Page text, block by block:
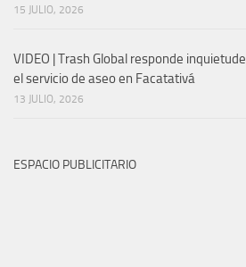
15 JULIO, 2026
VIDEO | Trash Global responde
el servicio de aseo en Facatativá
13 JULIO, 2026
ESPACIO PUBLICITARIO